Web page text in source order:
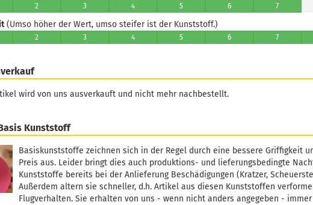
2 3 4 5 6 7
(Umso höher der Wert, umso steifer ist der Kunststoff.)
2 3 4 5 6 7
wird von uns ausverkauft und nicht mehr nachbestellt.
Kunststoff
Basiskunststoffe zeichnen sich in der Regel durch eine bessere Griffigkeit
Preis aus. Leider bringt dies auch produktions- und lieferungsbedingte
Kunststoffe bereits bei der Anlieferung Beschädigungen (Kratzer,
Außerdem altern sie schneller, d.h. Artikel aus diesen Kunststoffen
Flugverhalten. Sie erhalten von uns - wenn nicht anders angegeben -